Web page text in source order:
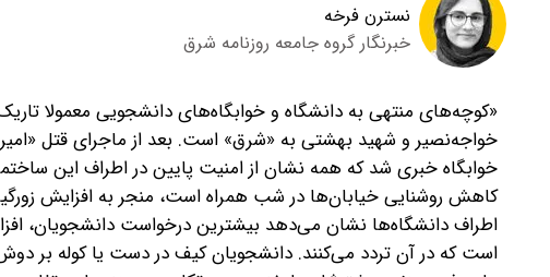
نسترن فرخه
خبرنگار گروه جامعه روزنامه شرق
«کوچه‌های منتهی به دانشگاه و خوابگاه‌های دانشجویی معمولا
خواجه‌نصیر و شهید بهشتی به «شرق» است. بعد از ماجرای قتل
خوابگاه‌ خبری شد که همه نشان از امنیت پایین در اطراف این
کاهش روشنایی خیابان‌ها در شب همراه است، منجر به افزایش
اطراف دانشگاه‌ها نشان می‌دهد بیشترین درخواست دانشجویان،
است که در آن تردد می‌کنند. دانشجویان کیف در دست یا کوله بر